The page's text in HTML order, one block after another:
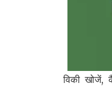
विकी खोजें,